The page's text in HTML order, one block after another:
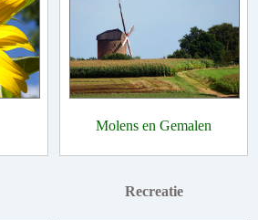
Molens en Gemalen
Recreatie